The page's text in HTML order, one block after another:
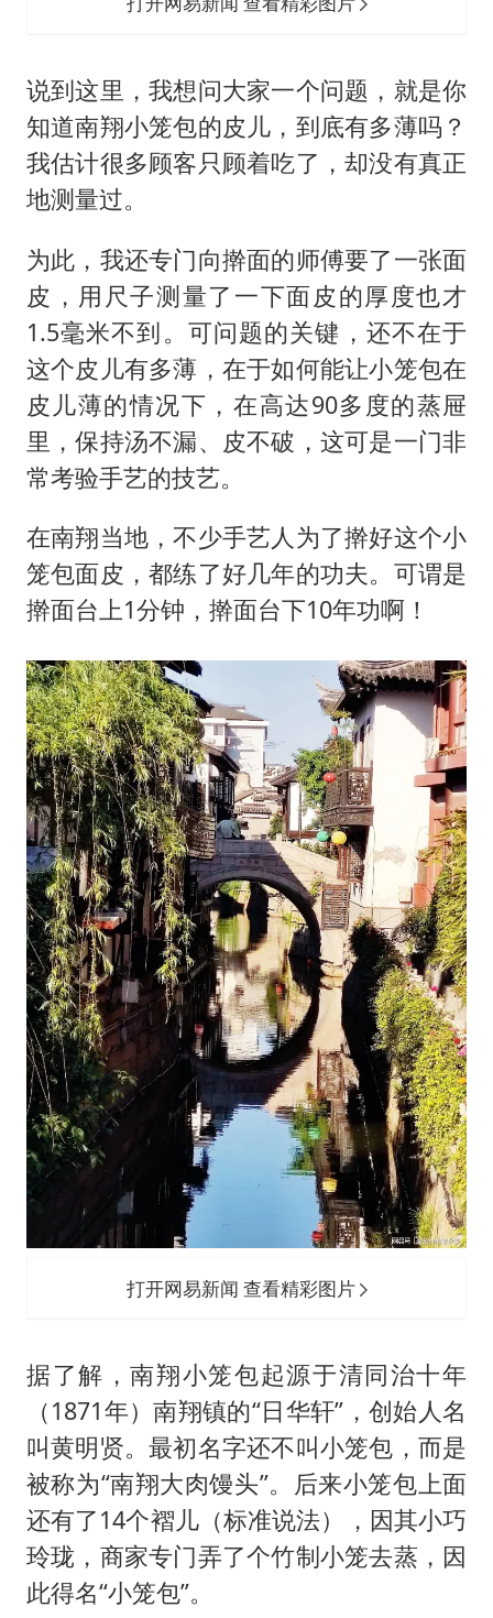
说到这里，我想问大家一个问题，就是你
知道南翔小笼包的皮儿，到底有多薄吗？
我估计很多顾客只顾着吃了，却没有真正
地测量过。
为此，我还专门向擀面的师傅要了一张面
皮，用尺子测量了一下面皮的厚度也才
1.5毫米不到。可问题的关键，还不在于
这个皮儿有多薄，在于如何能让小笼包在
皮儿薄的情况下，在高达90多度的蒸屉
里，保持汤不漏、皮不破，这可是一门非
常考验手艺的技艺。
在南翔当地，不少手艺人为了擀好这个小
笼包面皮，都练了好几年的功夫。可谓是
擀面台上1分钟，擀面台下10年功啊！
打开网易新闻 查看精彩图片
据了解，南翔小笼包起源于清同治十年
（1871年）南翔镇的“日华轩”，创始人名
叫黄明贤。最初名字还不叫小笼包，而是
被称为“南翔大肉馒头”。后来小笼包上面
还有了14个褶儿（标准说法），因其小巧
玲珑，商家专门弄了个竹制小笼去蒸，因
此得名“小笼包”。